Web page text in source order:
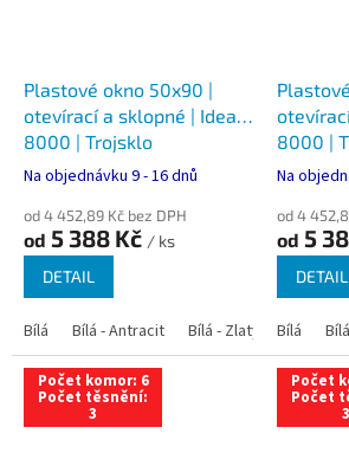
Plastové okno 50x90 |
otevírací a sklopné | Ideal
8000 | Trojsklo
Na objednávku 9 - 16 dnů
od 4 452,89 Kč bez DPH
od 5 388 Kč / ks
DETAIL
Bílá Bílá - Antracit Bílá - Zlatý dub
8000 |
Na
od 4
od 5
DETAIL
Bílá
Počet komor: 6
Počet těsnění:
3
Počet
Počet
3